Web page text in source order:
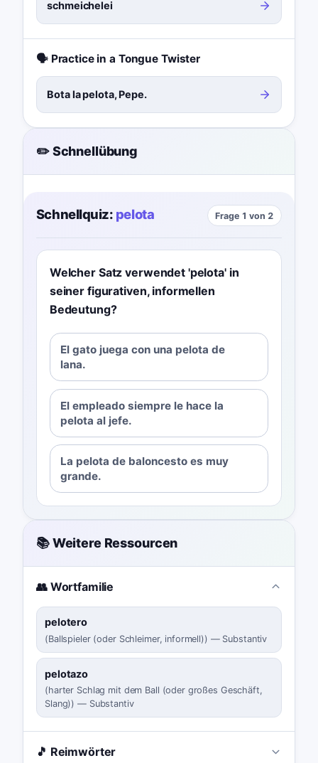
schmeichelei
🗣️ Practice in a Tongue Twister
Bota la pelota, Pepe.
✏️ Schnellübung
Schnellquiz: pelota Frage 1 von 2
Welcher Satz verwendet 'pelota' in
seiner figurativen, informellen
Bedeutung?
El gato juega con una pelota de
lana.
El empleado siempre le hace la
pelota al jefe.
La pelota de baloncesto es muy
grande.
📚 Weitere Ressourcen
👥 Wortfamilie
pelotero
(Ballspieler (oder Schleimer, informell)) — Substantiv
pelotazo
(harter Schlag mit dem Ball (oder großes Geschäft,
Slang)) — Substantiv
🎵 Reimwörter